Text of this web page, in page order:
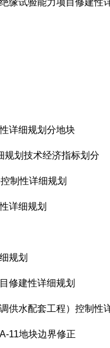
缘试验能力项目修建性
详细规划分地块
规划技术经济指标划分
制性详细规划
详细规划
规划
修建性详细规划
供水配套工程）控制性
11地块边界修正